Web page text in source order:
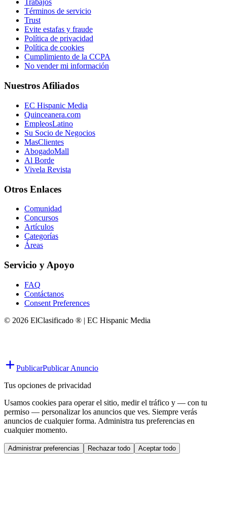
Trabajos
Términos de servicio
Trust
Evite estafas y fraude
Política de privacidad
Política de cookies
Cumplimiento de la CCPA
No vender mi información
Nuestros Afiliados
EC Hispanic Media
Quinceanera.com
EmpleosLatino
Su Socio de Negocios
MasClientes
AbogadoMall
Al Borde
Vivela Revista
Otros Enlaces
Comunidad
Concursos
Artículos
Categorías
Áreas
Servicio y Apoyo
FAQ
Contáctanos
Consent Preferences
© 2026 ElClasificado ® | EC Hispanic Media
PublicarPublicar Anuncio
Tus opciones de privacidad
Usamos cookies para operar el sitio, medir el tráfico y — con tu
permiso — personalizar los anuncios que ves. Siempre verás
anuncios de cualquier forma. Administra tus preferencias en
cualquier momento.
Administrar preferencias Rechazar todo Aceptar todo